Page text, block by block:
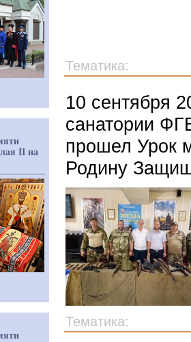
Тематика:
10 сентября
санатории
прошел Урок
Родину
Тематика:
II на